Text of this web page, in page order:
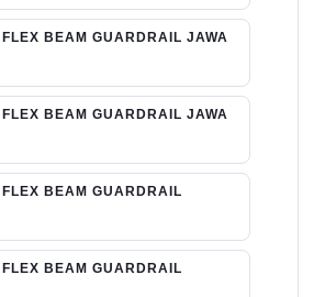
BEAM GUARDRAIL JAWA
BEAM GUARDRAIL JAWA
BEAM GUARDRAIL
BEAM GUARDRAIL